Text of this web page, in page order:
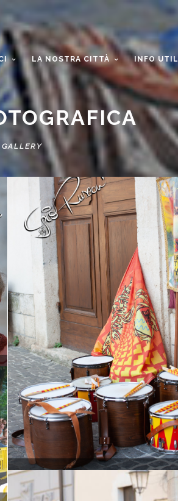
LA NOSTRA CITTÀ INFO UTILI
GALLERY
SAPORI ANAGNINI 2023